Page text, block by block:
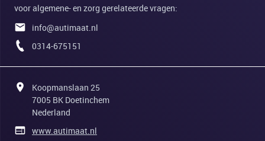
voor algemene- en zorg gerelateerde vragen:
info@autimaat.nl
0314-675151
Koopmanslaan 25
7005 BK Doetinchem
Nederland
www.autimaat.nl